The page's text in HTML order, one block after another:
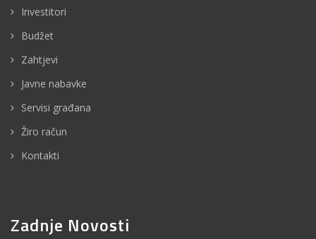
Investitori
Budžet
Zahtjevi
Javne nabavke
Servisi građana
Žiro račun
Kontakti
Zadnje Novosti